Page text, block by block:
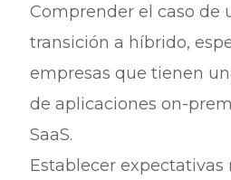
Comprender el caso de
transición a híbrido,
empresas que tienen
de aplicaciones on-
SaaS.
Establecer expectativas